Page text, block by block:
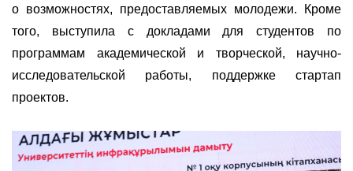
о возможностях, предоставляемых молодежи.
Кроме
того, выступила с докладами длястудентов
по
программам
академической и творческой,
научно-
исследовательской
работы, поддержке
стартап
проектов.